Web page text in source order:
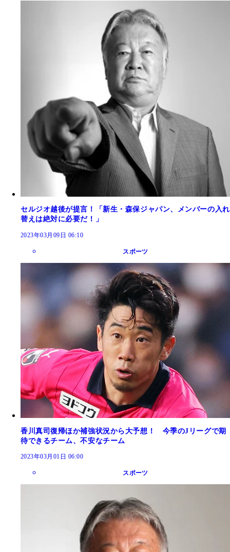
セルジオ越後が提言！「新生・森保ジャパン、メンバーの入れ
替えは絶対に必要だ！」
2023年03月09日 06:10
スポーツ
香川真司復帰ほか補強状況から大予想！ 今季のJリーグで期
待できるチーム、不安なチーム
2023年03月01日 06:00
スポーツ